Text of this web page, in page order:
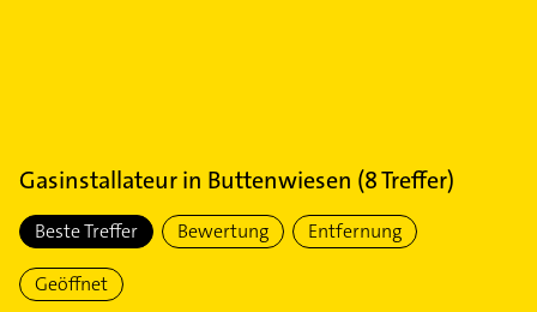
Gasinstallateurin Buttenwiesen (8Treffer)
Beste Treffer Bewertung Entfernung
Geöffnet